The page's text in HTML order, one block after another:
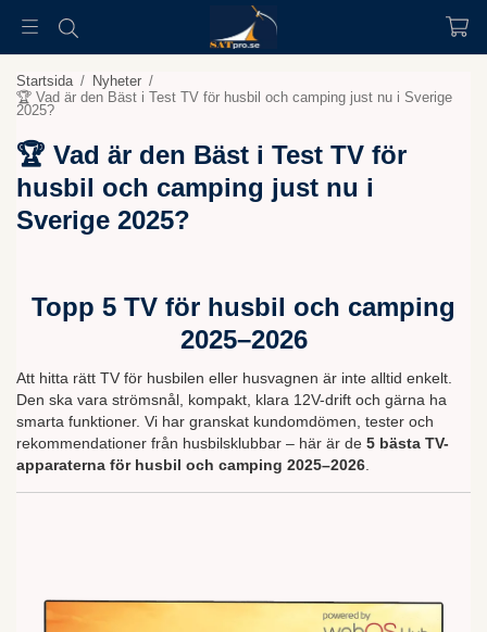
Startsida / Nyheter /
🏆 Vad är den Bäst i Test TV för husbil och camping just nu i Sverige
2025?
🏆 Vad är den Bäst i Test TV för
husbil och camping just nu i
Sverige 2025?
Topp 5 TV för husbil och camping
2025–2026
Att hitta rätt TV för husbilen eller husvagnen är inte alltid enkelt.
Den ska vara strömsnål, kompakt, klara 12V-drift och gärna ha
smarta funktioner. Vi har granskat kundomdömen, tester och
rekommendationer från husbilsklubbar – här är de 5 bästa TV-
apparaterna för husbil och camping 2025–2026